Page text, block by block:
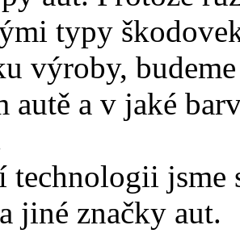
typy
výroby,
autě a v jaké
technologii jsme
jiné značky aut.